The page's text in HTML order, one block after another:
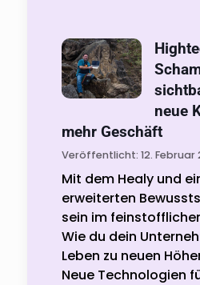
neue
mehr Geschäft
Veröffentlicht: 12. Februar
Mit dem Healy und
erweiterten
sein im
Wie du dein
Leben zu neuen
Neue Technologien